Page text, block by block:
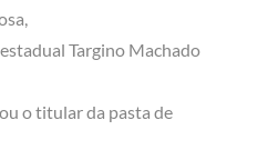
Targino Machado
o titular da pasta de